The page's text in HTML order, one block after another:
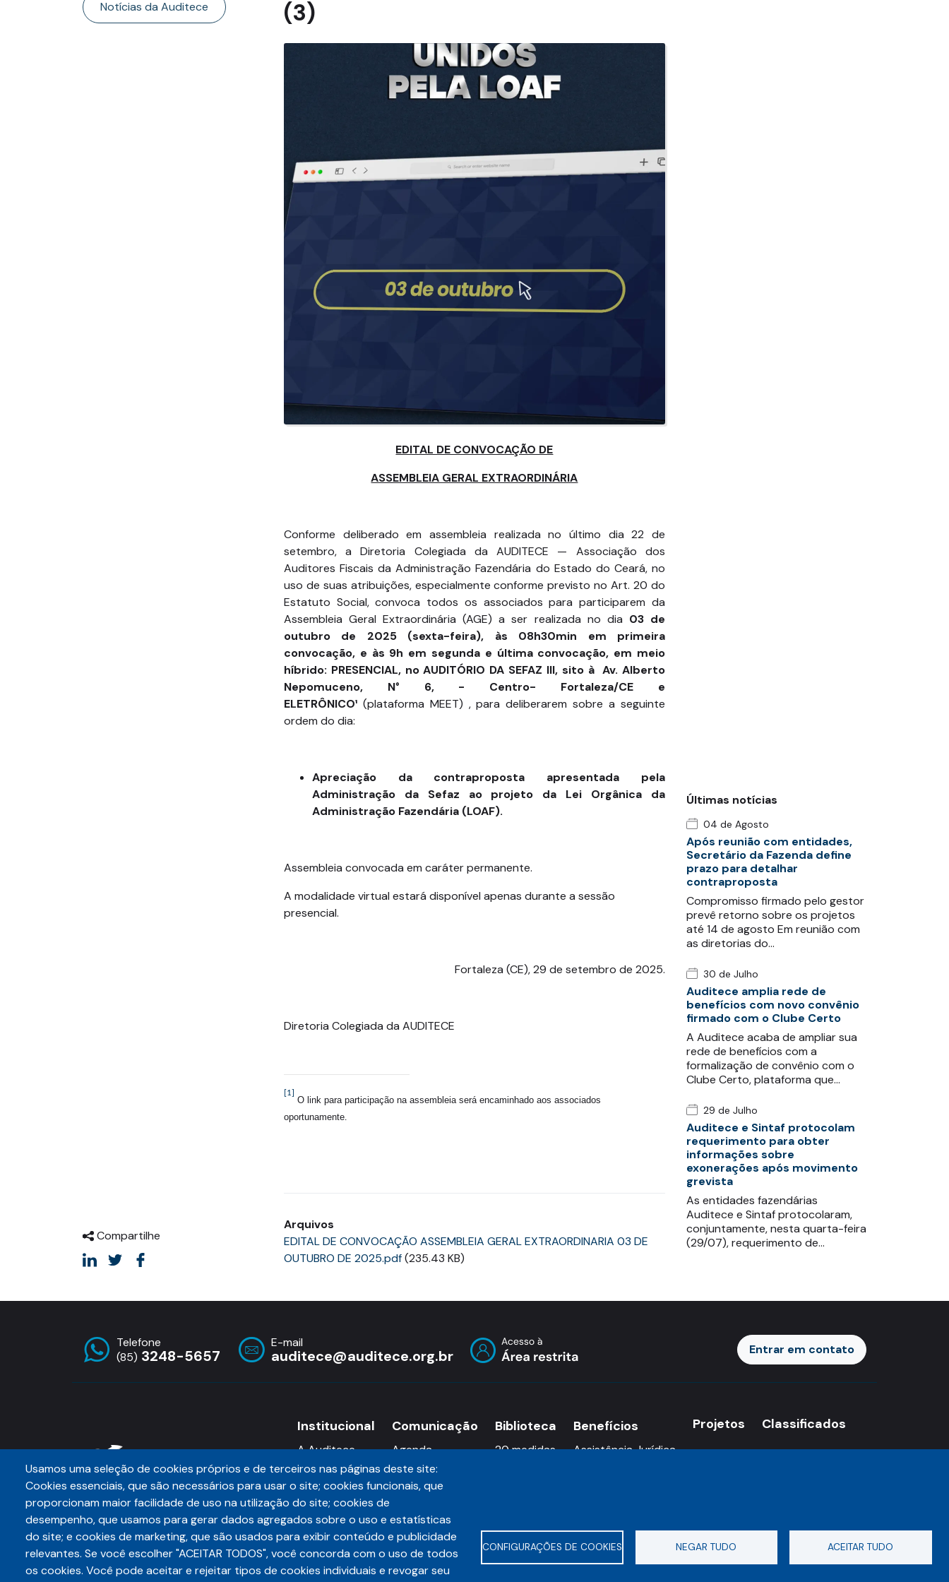
Notícias da Auditece
Compartilhe
(3)
EDITAL DE CONVOCAÇÃO DE
ASSEMBLEIA GERAL EXTRAORDINÁRIA
Conforme deliberado em assembleia realizada no último dia 22 de
setembro, a Diretoria Colegiada da AUDITECE — Associação dos
Auditores Fiscais da Administração Fazendária do Estado do Ceará, no
uso de suas atribuições, especialmente conforme previsto no Art. 20 do
Estatuto Social, convoca todos os associados para participarem da
Assembleia Geral Extraordinária (AGE) a ser realizada no dia 03 de
outubro de 2025 (sexta-feira), às 08h30min em primeira
convocação, e às 9h em segunda e última convocação, em meio
híbrido: PRESENCIAL, no AUDITÓRIO DA SEFAZ III, sito à Av. Alberto
Nepomuceno, N° 6, - Centro- Fortaleza/CE e
ELETRÔNICO¹ (plataforma MEET) , para deliberarem sobre a seguinte
ordem do dia:
Apreciação da contraproposta apresentada pela
Administração da Sefaz ao projeto da Lei Orgânica da
Administração Fazendária (LOAF).
Assembleia convocada em caráter permanente.
A modalidade virtual estará disponível apenas durante a sessão
presencial.
Fortaleza (CE), 29 de setembro de 2025.
Diretoria Colegiada da AUDITECE
[1]
O link para participação na assembleia será encaminhado aos associados
oportunamente.
Arquivos
EDITAL DE CONVOCAÇÃO ASSEMBLEIA GERAL EXTRAORDINARIA 03 DE
OUTUBRO DE 2025.pdf(235.43 KB)
Últimas notícias
04 de Agosto
Após reunião com entidades,
Secretário da Fazenda define
prazo para detalhar
contraproposta
Compromisso firmado pelo gestor
prevê retorno sobre os projetos
até 14 de agosto Em reunião com
as diretorias do…
30 de Julho
Auditece amplia rede de
benefícios com novo convênio
firmado com o Clube Certo
A Auditece acaba de ampliar sua
rede de benefícios com a
formalização de convênio com o
Clube Certo, plataforma que…
29 de Julho
Auditece e Sintaf protocolam
requerimento para obter
informações sobre
exonerações após movimento
grevista
As entidades fazendárias
Auditece e Sintaf protocolaram,
conjuntamente, nesta quarta-feira
(29/07), requerimento de…
Telefone
(85) 3248-5657
E-mail
auditece@auditece.org.br Entrar em contato
Rua Frei Mansueto, 106 -
Meireles
CEP 60175-070
Fortaleza - CE
Institucional
A Auditece
Diretoria
História
Comunicação
Agenda
Notícias
Informativos
Podcast
Biblioteca
20 medidas
Benefícios
Assistência Jurídica
Projetos Classificados
Contato
Usamos uma seleção de cookies próprios e de terceiros nas páginas deste site:
Cookies essenciais, que são necessários para usar o site; cookies funcionais, que
proporcionam maior facilidade de uso na utilização do site; cookies de
desempenho, que usamos para gerar dados agregados sobre o uso e estatísticas
do site; e cookies de marketing, que são usados para exibir conteúdo e publicidade
relevantes. Se você escolher "ACEITAR TODOS", você concorda com o uso de todos
os cookies. Você pode aceitar e rejeitar tipos de cookies individuais e revogar seu
CONFIGURAÇÕES DE COOKIES NEGAR TUDO ACEITAR TUDO